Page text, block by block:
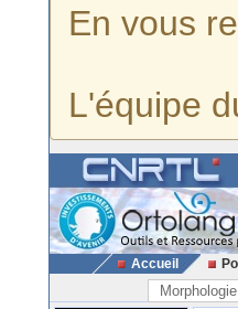
En vous
L'équipe
Accueil
Morphologie